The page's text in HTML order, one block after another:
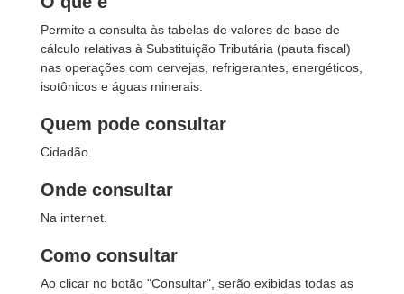
Permite a consulta às tabelas de valores de base de
cálculo relativas à Substituição Tributária (pauta fiscal)
nas operações com cervejas, refrigerantes, energéticos,
isotônicos e águas minerais.
Quem pode consultar
Cidadão.
Onde consultar
Na internet.
Como consultar
Ao clicar no botão "Consultar", serão exibidas todas as